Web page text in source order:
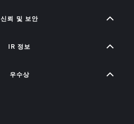
신뢰 및 보안
IR 정보
우수상